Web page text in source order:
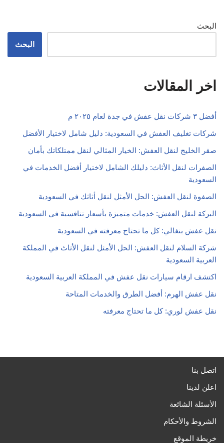
البحث
البحث
اخر المقالات
أفضل ٣ شركات نقل عفش في جدة لعام ٢٠٢٥ م
شركات تغليف العفش في السعودية: دليل شامل لاختيار الأفضل
صقر الخليج لنقل العفش: الخيار المثالي لنقل ممتلكاتك بأمان
الصفرات لنقل الأثاث: دليلك الشامل لاختيار أفضل الخدمات في
السعودية
الصفوة لنقل العفش: الحل الأمثل لنقل أثاثك في السعودية
البركة لنقل العفش: خدمات متميزة بأسعار تنافسية في السعودية
نقل عفش بنغالي: كل ما تحتاج معرفته في السعودية
شركة السلام لنقل العفش: الحل الأمثل لنقل الأثاث في المملكة
العربية السعودية
اكتشف ارقام سيارات نقل عفش في المملكة العربية السعودية
نقل عفش الهرم: أفضل الطرق والخدمات المتاحة
نقل عفش لوري: كل ما تحتاج معرفته
اتصل بنا
اعلن لدينا
الأسئلة الشائعة
الشروط والأحكام
خريطة الموقع